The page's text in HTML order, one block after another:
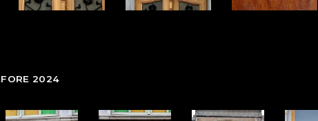
2024